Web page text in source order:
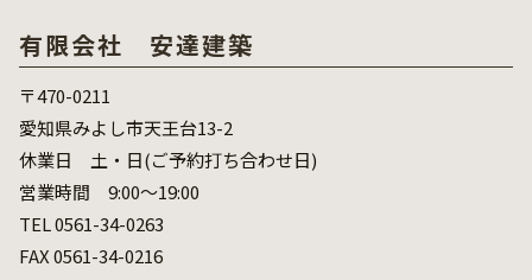
有限会社 安達建築
〒470-0211
愛知県みよし市天王台13-2
休業日 土・日(ご予約打ち合わせ日)
営業時間 9:00～19:00
TEL 0561-34-0263
FAX 0561-34-0216